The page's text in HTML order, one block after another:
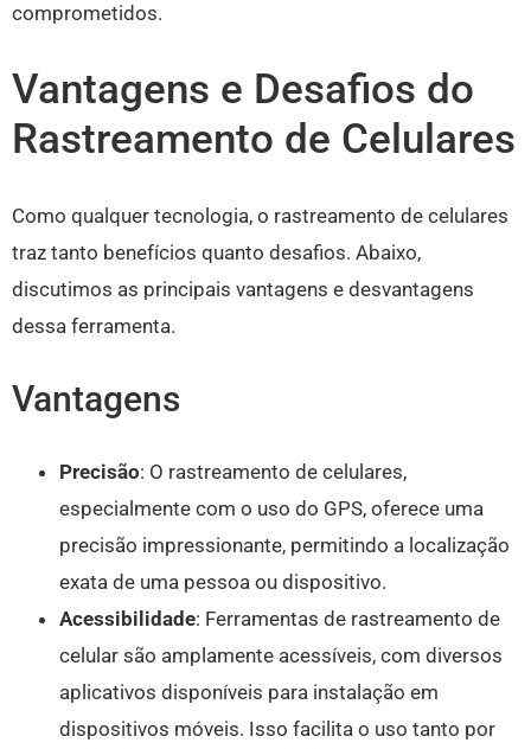
comprometidos.
Vantagens e Desafios do
Rastreamento de Celulares
Como qualquer tecnologia, o rastreamento de celulares
traz tanto benefícios quanto desafios. Abaixo,
discutimos as principais vantagens e desvantagens
dessa ferramenta.
Vantagens
Precisão: O rastreamento de celulares,
especialmente com o uso do GPS, oferece uma
precisão impressionante, permitindo a localização
exata de uma pessoa ou dispositivo.
Acessibilidade: Ferramentas de rastreamento de
celular são amplamente acessíveis, com diversos
aplicativos disponíveis para instalação em
dispositivos móveis. Isso facilita o uso tanto por